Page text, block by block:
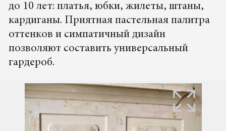
до 10 лет: платья, юбки, жилеты, штаны,
кардиганы. Приятная пастельная палитра
оттенков и симпатичный дизайн
позволяют составить универсальный
гардероб.